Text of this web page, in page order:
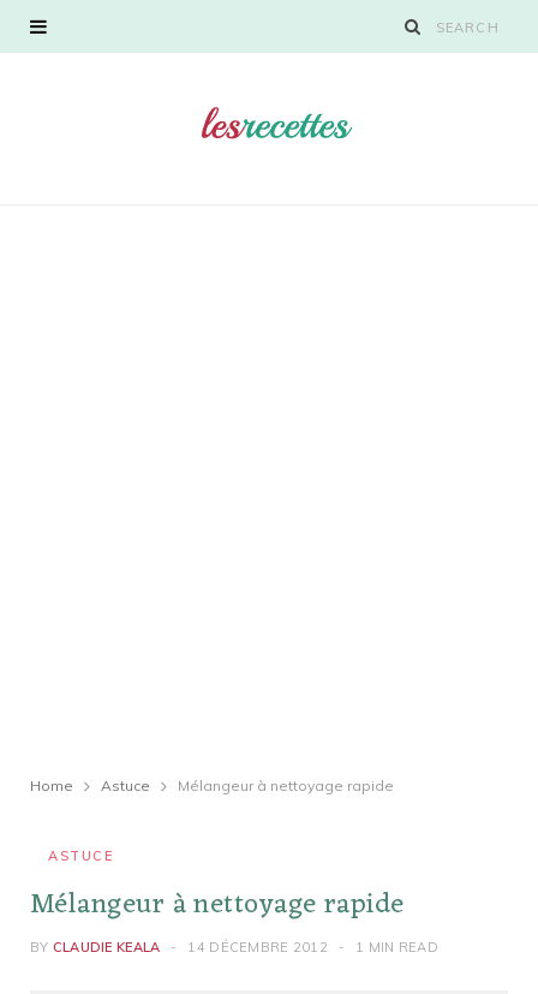
Home Astuce Mélangeur à nettoyage rapide
ASTUCE
Mélangeur à nettoyage rapide
BY CLAUDIE KEALA 14 DÉCEMBRE 2012 1 MIN READ